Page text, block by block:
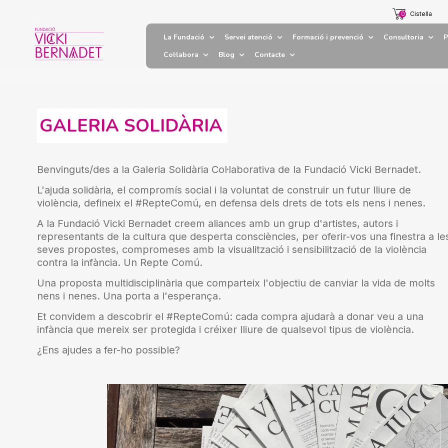
0 Cistella
La Fundació Servei atenció Formació i prevenció Consultoria
Col·labora
Blog Contacte
GALERIA SOLIDÀRIA
Benvinguts/des a la Galeria Solidària Col·laborativa de la Fundació Vicki Bernadet.
L'ajuda solidària, el compromís social i la voluntat de construir un futur lliure de
violència, defineix el #RepteComú, en defensa dels drets de tots els nens i nenes.
A la Fundació Vicki Bernadet creem aliances amb un grup d'artistes, autors i
representants de la cultura que desperta consciències, per oferir-vos una finestra a
seves propostes, compromeses amb la visualització i sensibilització de la violència
contra la infància. Un Repte Comú.
Una proposta multidisciplinària que comparteix l'objectiu de canviar la vida de molts
nens i nenes. Una porta a l'esperança.
Et convidem a descobrir el #RepteComú: cada compra ajudarà a donar veu a una
infància que mereix ser protegida i créixer lliure de qualsevol tipus de violència.
¿Ens ajudes a fer-ho possible?